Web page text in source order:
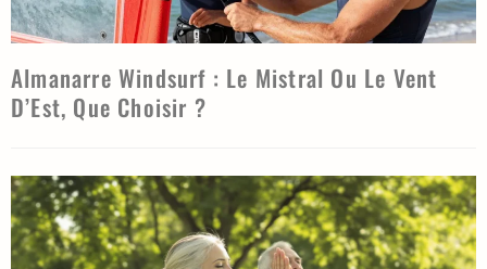
Almanarre Windsurf : Le Mistral Ou Le Vent
D’Est, Que Choisir ?